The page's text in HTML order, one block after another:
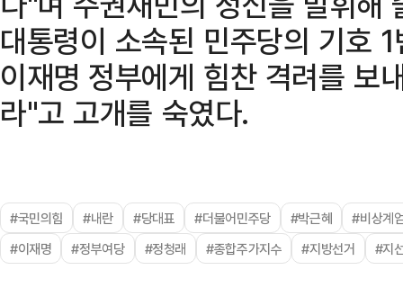
대통령이 소속된 민주당의 기호
이재명 정부에게 힘찬 격려를 보
라"고 고개를 숙였다.
#국민의힘 #내란 #당대표 #더불어민주당 #박근혜
#비상계
#이재명
#정부여당 #정청래 #종합주가지수 #지방선거 #지